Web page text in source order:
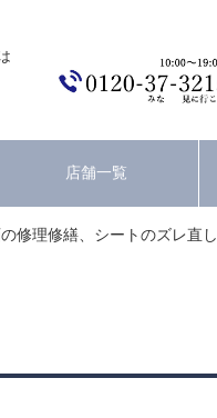
店舗一覧
修理修繕、シートのズレ直し